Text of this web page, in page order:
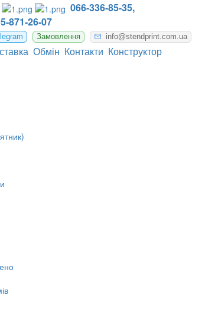
066-336-85-35,
871-26-07
Замовлення info@stendprint.com.ua
Обмін Контакти Конструктор